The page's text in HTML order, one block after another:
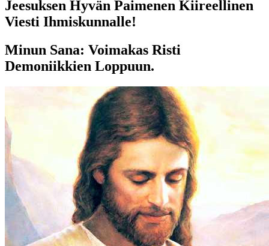
Jeesuksen Hyvän Paimenen Kiireellinen
Viesti Ihmiskunnalle!
Minun Sana: Voimakas Risti
Demoniikkien Loppuun.